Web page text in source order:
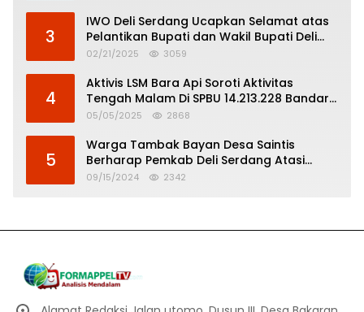
3
IWO Deli Serdang Ucapkan Selamat atas
Pelantikan Bupati dan Wakil Bupati Deli
Serdang
02/21/2025 3059
4
Aktivis LSM Bara Api Soroti Aktivitas
Tengah Malam Di SPBU 14.213.228 Bandar
Tinggi
05/05/2025 2868
5
Warga Tambak Bayan Desa Saintis
Berharap Pemkab Deli Serdang Atasi
Banjir
09/15/2024 2342